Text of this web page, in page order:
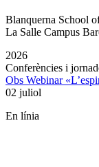
Blanquerna School
La Salle Campus
2026
Conferències i
Obs Webinar
02 juliol
En línia